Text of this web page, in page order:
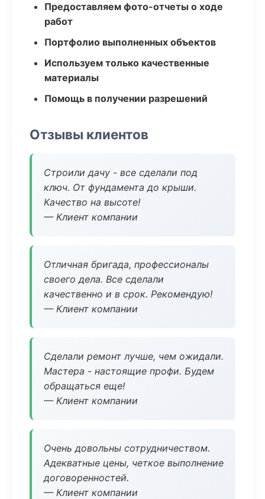
Предоставляем фото-отчеты о ходе
работ
Портфолио выполненных объектов
Используем только качественные
материалы
Помощь в получении разрешений
Отзывы клиентов
Строили дачу - все сделали под
ключ. От фундамента до крыши.
Качество на высоте!
— Клиент компании
Отличная бригада, профессионалы
своего дела. Все сделали
качественно и в срок. Рекомендую!
— Клиент компании
Сделали ремонт лучше, чем ожидали.
Мастера - настоящие профи. Будем
обращаться еще!
— Клиент компании
Очень довольны сотрудничеством.
Адекватные цены, четкое выполнение
договоренностей.
— Клиент компании